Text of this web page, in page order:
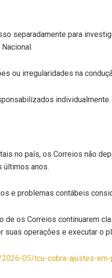
separadamente para
ou irregularidades na
individualmente.
no país, os Correios não
últimos anos.
e problemas contábeis
os Correios continuarem
operações e executar o
05/tcu-cobra-ajustes-